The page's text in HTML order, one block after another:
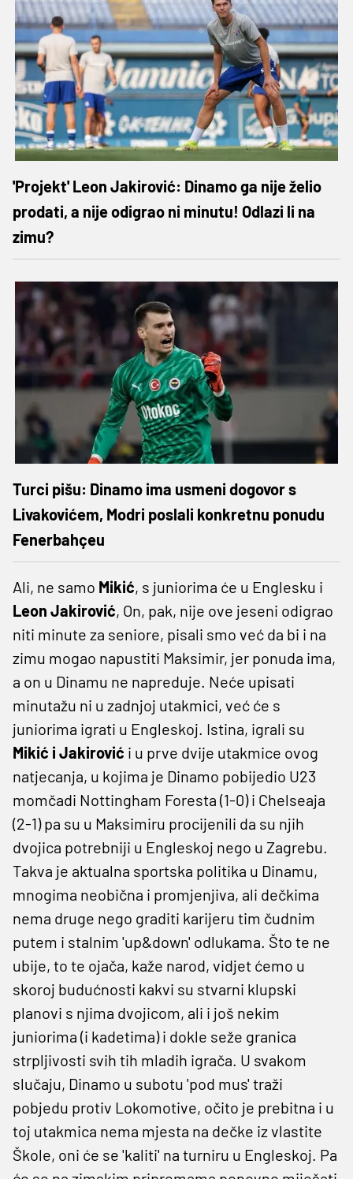
'Projekt' Leon Jakirović: Dinamo ga nije želio
prodati, a nije odigrao ni minutu! Odlazi li na
zimu?
Turci pišu: Dinamo ima usmeni dogovor s
Livakovićem, Modri poslali konkretnu ponudu
Fenerbahçeu
Ali, ne samo Mikić, s juniorima će u Englesku i
Leon Jakirović, On, pak, nije ove jeseni odigrao
niti minute za seniore, pisali smo već da bi i na
zimu mogao napustiti Maksimir, jer ponuda ima,
a on u Dinamu ne napreduje. Neće upisati
minutažu ni u zadnjoj utakmici, već će s
juniorima igrati u Engleskoj. Istina, igrali su
Mikić i Jakirović i u prve dvije utakmice ovog
natjecanja, u kojima je Dinamo pobijedio U23
momčadi Nottingham Foresta (1-0) i Chelseaja
(2-1) pa su u Maksimiru procijenili da su njih
dvojica potrebniji u Engleskoj nego u Zagrebu.
Takva je aktualna sportska politika u Dinamu,
mnogima neobična i promjenjiva, ali dečkima
nema druge nego graditi karijeru tim čudnim
putem i stalnim 'up&down' odlukama. Što te ne
ubije, to te ojača, kaže narod, vidjet ćemo u
skoroj budućnosti kakvi su stvarni klupski
planovi s njima dvojicom, ali i još nekim
juniorima (i kadetima) i dokle seže granica
strpljivosti svih tih mladih igrača. U svakom
slučaju, Dinamo u subotu 'pod mus' traži
pobjedu protiv Lokomotive, očito je prebitna i u
toj utakmica nema mjesta na dečke iz vlastite
Škole, oni će se 'kaliti' na turniru u Engleskoj. Pa